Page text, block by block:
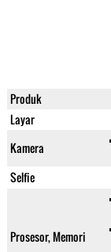
Produk
Layar
Kamera
Selfie
Prosesor, Memori